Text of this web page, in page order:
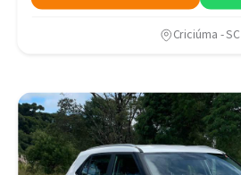
Criciúma - SC